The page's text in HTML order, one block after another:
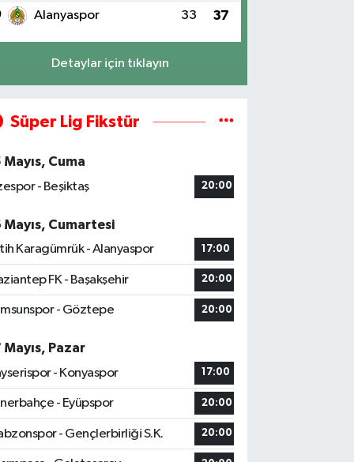
Alanyaspor 33 37
Detaylar için tıklayın
Süper Lig Fikstür
Mayıs, Cuma
- Beşiktaş
20:00
Mayıs, Cumartesi
Karagümrük - Alanyaspor
17:00
FK - Başakşehir 20:00
- Göztepe 20:00
Mayıs, Pazar
- Konyaspor
17:00
- Eyüpspor 20:00
- Gençlerbirliği S.K. 20:00